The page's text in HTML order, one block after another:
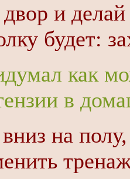
и
будет:
как
в
на